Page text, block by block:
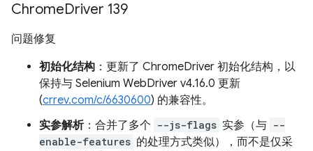
ChromeDriver 139
问题修复
初始化结构 ：更新了 ChromeDriver 初始化结构，以
保持与 Selenium WebDriver v4.16.0 更新
(crrev.com/c/6630600) 的兼容性。
实参解析：合并了多个 --js-flags 实参（与 --
enable-features 的处理方式类似），而不是仅采